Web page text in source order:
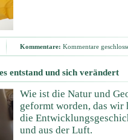
Kommentare: Kommentare
entstand und sich verändert
Wie ist die Natur und
geformt worden, das wir
die
und aus der Luft.